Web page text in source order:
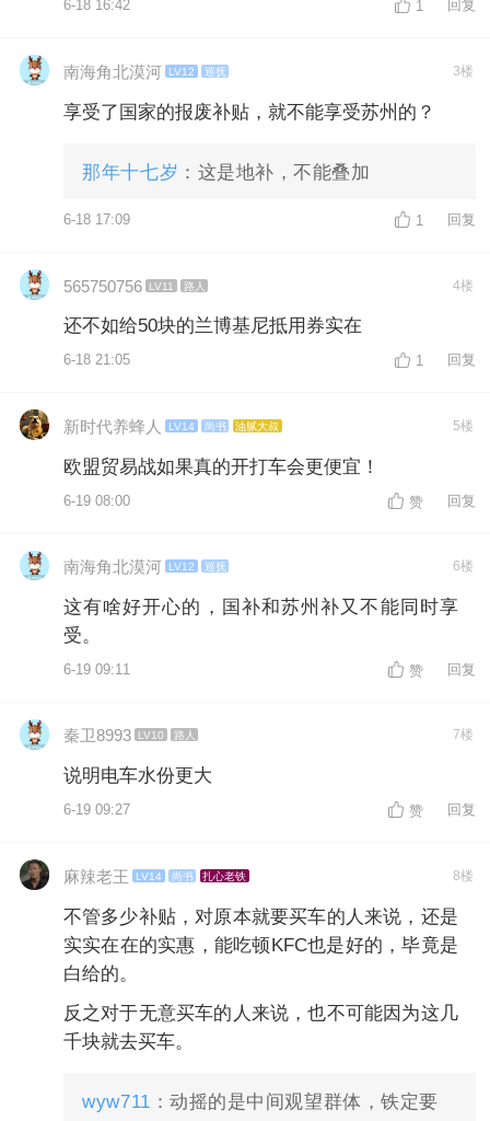
6-18 16:42 1 回复
南海角北漠河 LV12 巡抚 3楼
享受了国家的报废补贴，就不能享受苏州的？
那年十七岁 ：这是地补，不能叠加
6-18 17:09 1 回复
565750756 LV11 路人 4楼
还不如给50块的兰博基尼抵用券实在
6-18 21:05 1 回复
新时代养蜂人 LV14 尚书 油腻大叔 5楼
欧盟贸易战如果真的开打车会更便宜！
6-19 08:00 赞 回复
南海角北漠河 LV12 巡抚 6楼
这有啥好开心的，国补和苏州补又不能同时享
受。
6-19 09:11 赞 回复
秦卫8993 LV10 路人 7楼
说明电车水份更大
6-19 09:27 赞 回复
麻辣老王 LV14 尚书 扎心老铁 8楼
不管多少补贴，对原本就要买车的人来说，还是
实实在在的实惠，能吃顿KFC也是好的，毕竟是
白给的。
反之对于无意买车的人来说，也不可能因为这几
千块就去买车。
wyw711 ：动摇的是中间观望群体，铁定要